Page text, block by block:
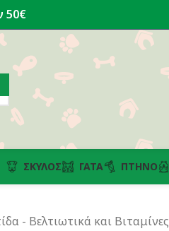
50€
ΣΚΎΛΟΣ ΓΆΤΑ ΠΤΗΝΌ
- Βελτιωτικά και Βιταμίνες